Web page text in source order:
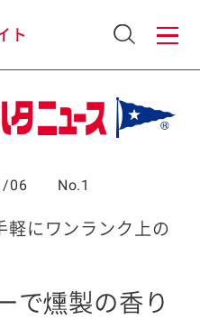
ト
06 No.1
軽にワンランク上の
で燻製の香り